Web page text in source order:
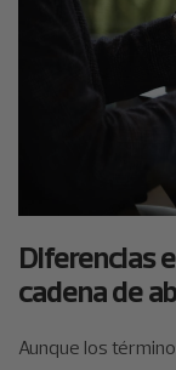
Diferencias
cadena de
Aunque los